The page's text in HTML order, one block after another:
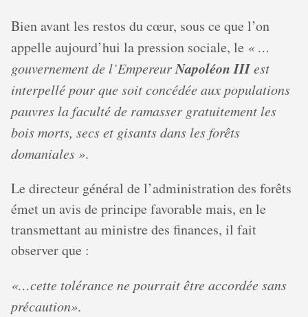
Bien avant les restos du cœur, sous ce que l’on
appelle aujourd’hui la pression sociale, le « …
gouvernement de l’EmpereurNapoléon IIIest
interpellé pour que soit concédée aux populations
pauvres la faculté de ramasser gratuitement les
bois morts, secs et gisants dans les forêts
domaniales ».
Le directeur général de l’administration des forêts
émet un avis de principe favorable mais, en le
transmettant au ministre des finances, il fait
observer que :
«…cette tolérance ne pourrait être accordée sans
précaution».